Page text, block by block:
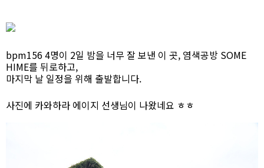
bpm156 4명이 2일 밤을 너무 잘 보낸 이 곳, 염색공방 SOME
HIME를 뒤로하고,
마지막 날 일정을 위해 출발합니다.
사진에 카와하라 에이지 선생님이 나왔네요 ㅎㅎ